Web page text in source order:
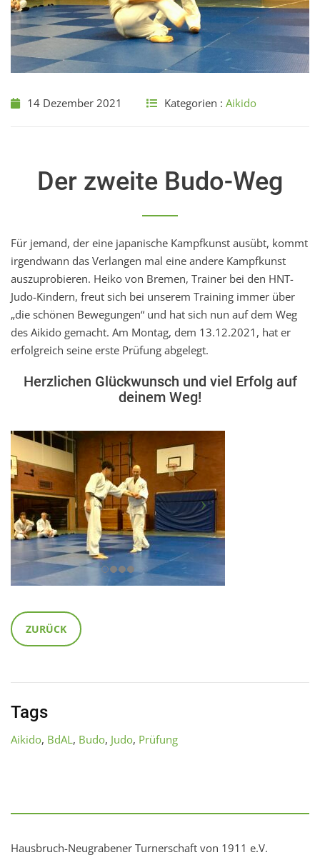
14 Dezember 2021 Kategorien : Aikido
Der zweite Budo-Weg
Für jemand, der eine japanische Kampfkunst ausübt, kommt
irgendwann das Verlangen mal eine andere Kampfkunst
auszuprobieren. Heiko von Bremen, Trainer bei den HNT-
Judo-Kindern, freut sich bei unserem Training immer über
„die schönen Bewegungen“ und hat sich nun auf dem Weg
des Aikido gemacht. Am Montag, dem 13.12.2021, hat er
erfolgreich seine erste Prüfung abgelegt.
Herzlichen Glückwunsch und viel Erfolg auf
deinem Weg!
ZURÜCK
Tags
Aikido, BdAL , Budo, Judo, Prüfung
Hausbruch-Neugrabener Turnerschaft von 1911 e.V.